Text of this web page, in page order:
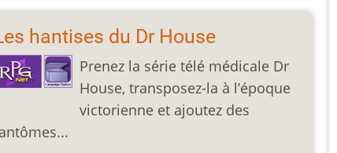
hantises du Dr House
Prenez la série télé médicale Dr
House, transposez-la à l’époque
victorienne et ajoutez des